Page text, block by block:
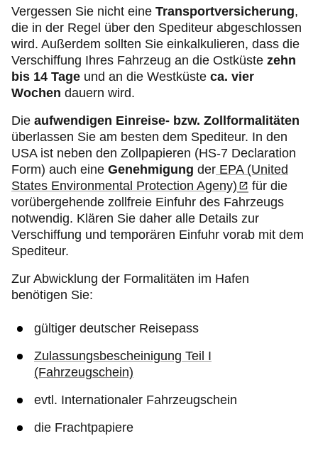
Vergessen Sie nicht eine Transportversicherung,
die in der Regel über den Spediteur abgeschlossen
wird. Außerdem sollten Sie einkalkulieren, dass die
Verschiffung Ihres Fahrzeug an die Ostküste zehn
bis 14 Tage und an die Westküste ca. vier
Wochen dauern wird.
Die aufwendigen Einreise- bzw. Zollformalitäten
überlassen Sie am besten dem Spediteur. In den
USA ist neben den Zollpapieren (HS-7 Declaration
Form) auch eine Genehmigung der EPA (United
States Environmental Protection Ageny)
für die
vorübergehende zollfreie Einfuhr des Fahrzeugs
notwendig. Klären Sie daher alle Details zur
Verschiffung und temporären Einfuhr vorab mit dem
Spediteur.
Zur Abwicklung der Formalitäten im Hafen
benötigen Sie:
gültiger deutscher Reisepass
Zulassungsbescheinigung Teil I
(Fahrzeugschein)
evtl. Internationaler Fahrzeugschein
die Frachtpapiere